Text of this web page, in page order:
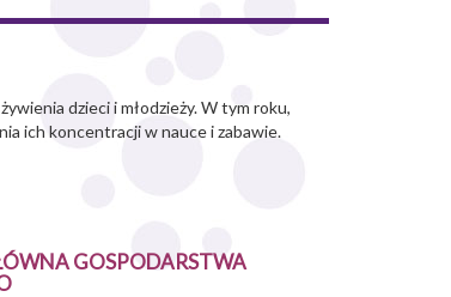
dzieci i młodzieży. W tym roku,
ich koncentracji w nauce i zabawie.
GOSPODARSTWA